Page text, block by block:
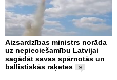
Aizsardzības ministrs norāda
uz nepieciešamību Latvijai
sagādāt savas spārnotās un
ballistiskās raķetes
9